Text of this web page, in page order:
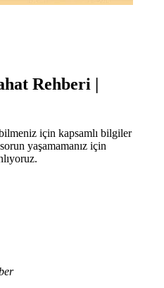
Rehberi |
için kapsamlı bilgiler
yaşamamanız için